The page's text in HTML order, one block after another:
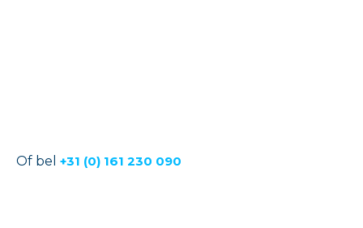
Of bel +31 (0) 161 230 090